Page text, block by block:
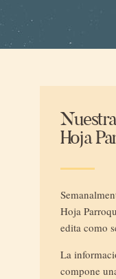
Nuestra
Hoja
Hoja
edita como
La
compone